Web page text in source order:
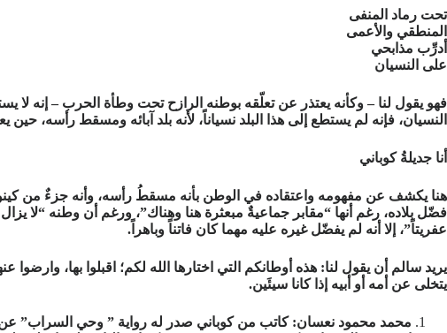
تحت رماد المنفى
المنطقي والأعمى
أدرِّب مذابحي
على النسيان
فهو يقول لنا – وكأنه يعتذر عن تعلّقه بوطنه الرازح تحت وطأة الحرب – إنه
النسيان، فإنه لم يستطع إلى هذا البلد نسياناً، لأنه بلد آبائه ومسقط رأسه،
أنا جديلةُ كوباني
هنا يكشف عن مفهومه واعتقاده في الوطن بأنه مسقطُ رأسه، وأنه جزءٌ من كينونة
فضّل بلاده، رغم أنها “مقابر جماعيةٌ مبعثرة هنا وهناك”، ورغم أن وطنه “لا
عفريتاً”، إلا أنه لم يفضّل غيره عليه مهما كان فاتناً وباهراً.
يريد سالم أن يقول لنا: هذه أوطانكم التي اختارها الله لكم؛ اقبلوا بها،
يتخلى عن أمه أو أبيه إذا كانا سيئَين.
محمد محمود نعسان: كاتب من كوباني صدر له رواية ” وحي السراب” عن